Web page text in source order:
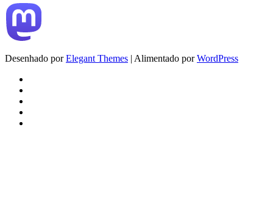
Desenhado porElegant Themes | Alimentado porWordPress